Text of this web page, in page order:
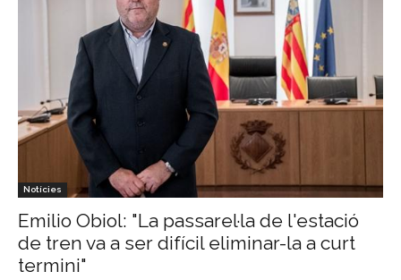
Notícies
Emilio Obiol: "La passarel·la de l'estació
de tren va a ser difícil eliminar-la a curt
termini"